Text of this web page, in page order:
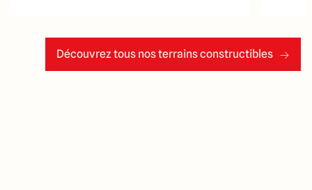
Découvrez tous nos terrains constructibles